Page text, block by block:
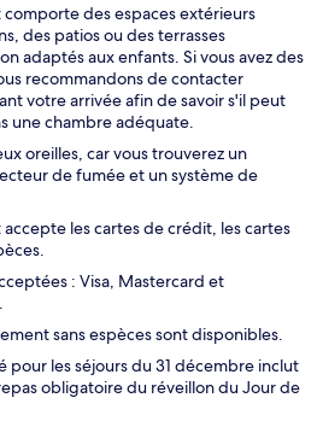
des espaces extérieurs
des patios ou des terrasses
adaptés aux enfants. Si vous avez des
recommandons de contacter
votre arrivée afin de savoir s'il peut
une chambre adéquate.
oreilles, car vous trouverez un
de fumée et un système de
les cartes de crédit, les cartes
: Visa, Mastercard et
sans espèces sont disponibles.
pour les séjours du 31 décembre inclut
obligatoire du réveillon du Jour de